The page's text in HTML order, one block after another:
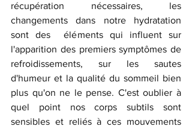
récupération nécessaires, les
changements dans notre hydratation
sont des  éléments qui influent sur
l'apparition des premiers symptômes de
refroidissements, sur les sautes
d'humeur et la qualité du sommeil bien
plus qu'on ne le pense. C'est oublier à
quel point nos corps subtils sont
sensibles et reliés à ces mouvements